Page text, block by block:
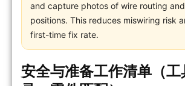
and capture photos of wire routing
positions. This reduces miswiring risk
first-time fix rate.
安全与准备工作清单（工